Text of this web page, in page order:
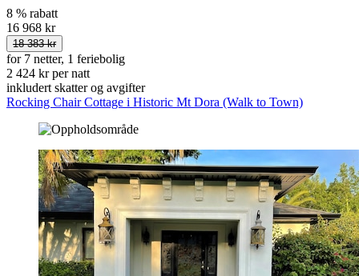
8 % rabatt
16 968 kr
18 383 kr
for 7 netter, 1 feriebolig
2 424 kr per natt
inkludert skatter og avgifter
Rocking Chair Cottage i Historic Mt Dora (Walk to Town)